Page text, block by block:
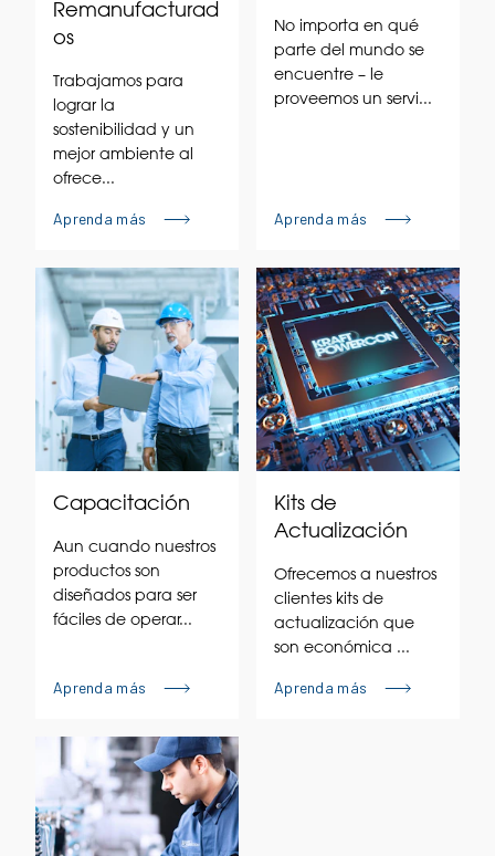
Remanufacturad
os
Trabajamos para
lograr la
sostenibilidad y un
mejor ambiente al
ofrece...
Aprenda más
No importa en qué
parte del mundo se
encuentre – le
proveemos un servi...
Aprenda más
Capacitación
Aun cuando nuestros
productos son
diseñados para ser
fáciles de operar...
Aprenda más
Kits de
Actualización
Ofrecemos a nuestros
clientes kits de
actualización que
son económica ...
Aprenda más